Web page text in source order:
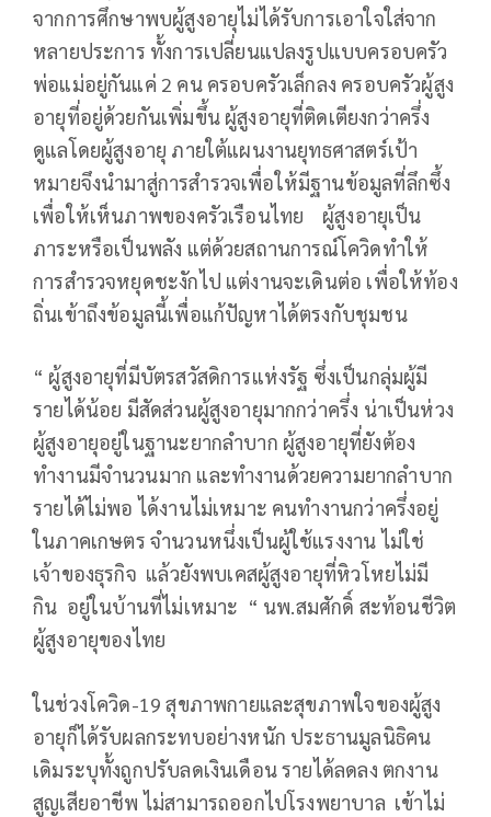
จากการศึกษาพบผู้สูงอายุไม่ได้รับการเอาใจใส่จาก
หลายประการ ทั้งการเปลี่ยนแปลงรูปแบบครอบครัว
พ่อแม่อยู่กันแค่ 2 คน ครอบครัวเล็กลง ครอบครัวผู้สูง
อายุที่อยู่ด้วยกันเพิ่มขึ้น ผู้สูงอายุที่ติดเตียงกว่าครึ่ง
ดูแลโดยผู้สูงอายุ ภายใต้แผนงานยุทธศาสตร์เป้า
หมายจึงนำมาสู่การสำรวจเพื่อให้มีฐานข้อมูลที่ลึกซึ้ง
เพื่อให้เห็นภาพของครัวเรือนไทย ผู้สูงอายุเป็น
ภาระหรือเป็นพลัง แต่ด้วยสถานการณ์โควิดทำให้
การสำรวจหยุดชะงักไป แต่งานจะเดินต่อ เพื่อให้ท้อง
ถิ่นเข้าถึงข้อมูลนี้เพื่อแก้ปัญหาได้ตรงกับชุมชน
“ ผู้สูงอายุที่มีบัตรสวัสดิการแห่งรัฐ ซึ่งเป็นกลุ่มผู้มี
รายได้น้อย มีสัดส่วนผู้สูงอายุมากกว่าครึ่ง น่าเป็นห่วง
ผู้สูงอายุอยู่ในฐานะยากลำบาก ผู้สูงอายุที่ยังต้อง
ทำงานมีจำนวนมาก และทำงานด้วยความยากลำบาก
รายได้ไม่พอ ได้งานไม่เหมาะ คนทำงานกว่าครึ่งอยู่
ในภาคเกษตร จำนวนหนึ่งเป็นผู้ใช้แรงงาน ไม่ใช่
เจ้าของธุรกิจ แล้วยังพบเคสผู้สูงอายุที่หิวโหยไม่มี
กิน อยู่ในบ้านที่ไม่เหมาะ “ นพ.สมศักดิ์ สะท้อนชีวิต
ผู้สูงอายุของไทย
ในช่วงโควิด-19 สุขภาพกายและสุขภาพใจของผู้สูง
อายุก็ได้รับผลกระทบอย่างหนัก ประธานมูลนิธิคน
เดิมระบุทั้งถูกปรับลดเงินเดือน รายได้ลดลง ตกงาน
สูญเสียอาชีพ ไม่สามารถออกไปโรงพยาบาล เข้าไม่